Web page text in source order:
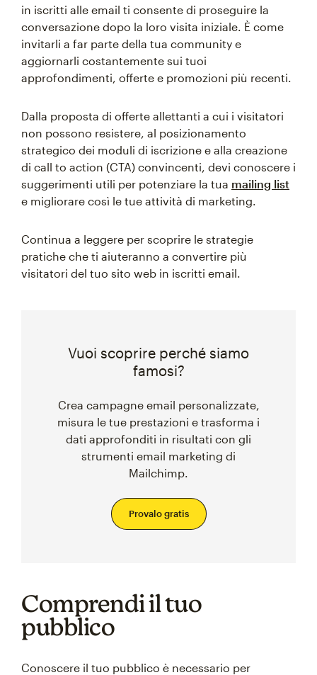
in iscritti alle email ti consente di proseguire la
conversazione dopo la loro visita iniziale. È come
invitarli a far parte della tua community e
aggiornarli costantemente sui tuoi
approfondimenti, offerte e promozioni più recenti.
Dalla proposta di offerte allettanti a cui i visitatori
non possono resistere, al posizionamento
strategico dei moduli di iscrizione e alla creazione
di call to action (CTA) convincenti, devi conoscere i
suggerimenti utili per potenziare la tua mailing list
e migliorare così le tue attività di marketing.
Continua a leggere per scoprire le strategie
pratiche che ti aiuteranno a convertire più
visitatori del tuo sito web in iscritti email.
Vuoi scoprire perché siamo
famosi?
Crea campagne email personalizzate,
misura le tue prestazioni e trasforma i
dati approfonditi in risultati con gli
strumenti email marketing di
Mailchimp.
Provalo gratis
Comprendi il tuo
pubblico
Conoscere il tuo pubblico è necessario per